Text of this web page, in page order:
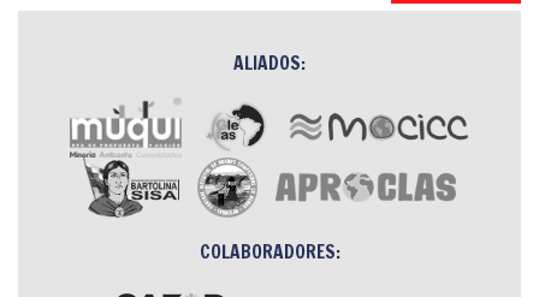
ALIADOS:
COLABORADORES: